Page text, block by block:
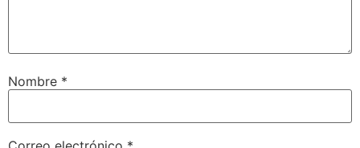
Nombre *